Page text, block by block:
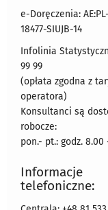
e-Doręczenia:
18477-SIUJB-14
Infolinia
99 99
(opłata zgodna z
operatora)
Konsultanci są
robocze:
pon.- pt.: godz. 8.00
Informacje
telefoniczne: